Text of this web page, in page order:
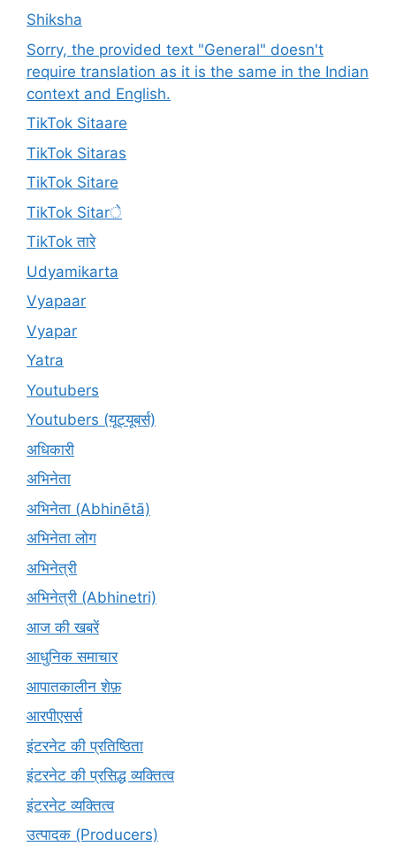
Shiksha
Sorry, the provided text "General" doesn't
require translation as it is the same in the Indian
context and English.
TikTok Sitaare
TikTok Sitaras
TikTok Sitare
TikTok Sitarे
TikTok तारे
Udyamikarta
Vyapaar
Vyapar
Yatra
Youtubers
Youtubers (यूट्यूबर्स)
अधिकारी
अभिनेता
अभिनेता (Abhinētā)
अभिनेता लोग
अभिनेत्री
अभिनेत्री (Abhinetri)
आज की खबरें
आधुनिक समाचार
आपातकालीन शेफ़
आरपीएसर्स
इंटरनेट की प्रतिष्ठिता
इंटरनेट की प्रसिद्ध व्यक्तित्व
इंटरनेट व्यक्तित्व
उत्पादक (Producers)